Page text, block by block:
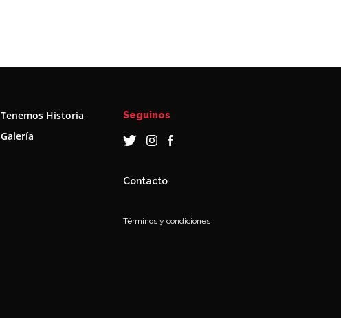
Tenemos Historia
Galería
Seguinos
Contacto
Términos y condiciones